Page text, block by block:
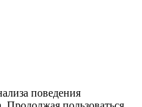
поведения